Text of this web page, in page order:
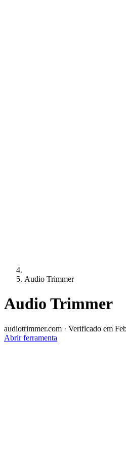
Audio Trimmer
Audio Trimmer
audiotrimmer.com · Verificado em
Abrir ferramenta